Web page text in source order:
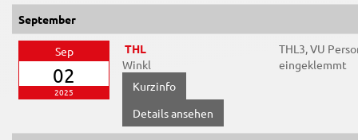
September
Sep
02
2025
THL
Winkl
Details ansehen
THL3, VU
eingeklemmt